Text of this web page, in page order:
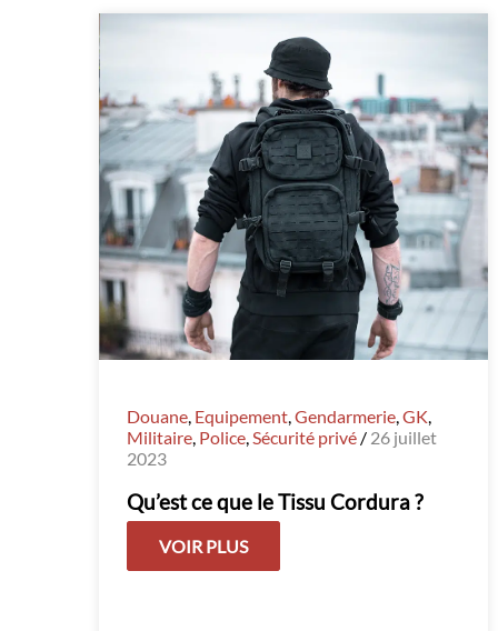
Douane, Equipement,Gendarmerie,GK,
Militaire, Police,Sécurité privé / 26 juillet
2023
Qu’est ce que le Tissu Cordura ?
VOIR PLUS